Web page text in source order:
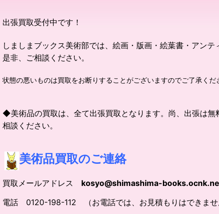
出張買取受付中です！
しましまブックス美術部では、 絵画・版画・絵葉書・アンテ
是非、ご相談ください。
状態の悪いものは買取をお断りすることがございますのでご了承く
◆美術品の買取は、全て出張買取となります。尚、出張は
相談ください。
美術品買取のご連絡
買取メールアドレス kosyo@shimashima-
電話 0120-198-112 （お電話では、お見積もりはできませ